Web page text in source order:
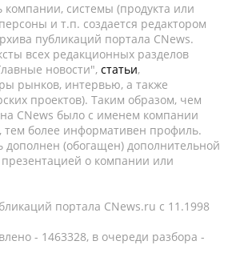
системы (продукта или
и т.п. создается редактором
публикаций портала CNews.
всех редакционных разделов
новости", статьи,
рынков, интервью, а также
проектов). Таким образом, чем
CNews было с именем компании
тем более информативен профиль.
(обогащен) дополнительной
о компании или
портала CNews.ru c 11.1998
- 1463328, в очереди разбора -